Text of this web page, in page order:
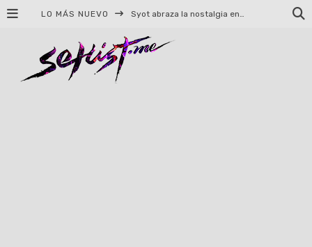
LO MÁS NUEVO
Helloween celebrará 40 años de historia con conciertos en Ciudad de México y Guadalajara